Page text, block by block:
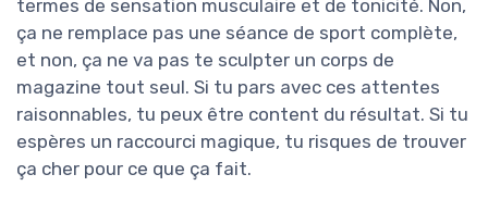
termes de sensation musculaire et de tonicité. Non,
ça ne remplace pas une séance de sport complète,
et non, ça ne va pas te sculpter un corps de
magazine tout seul. Si tu pars avec ces attentes
raisonnables, tu peux être content du résultat. Si tu
espères un raccourci magique, tu risques de trouver
ça cher pour ce que ça fait.